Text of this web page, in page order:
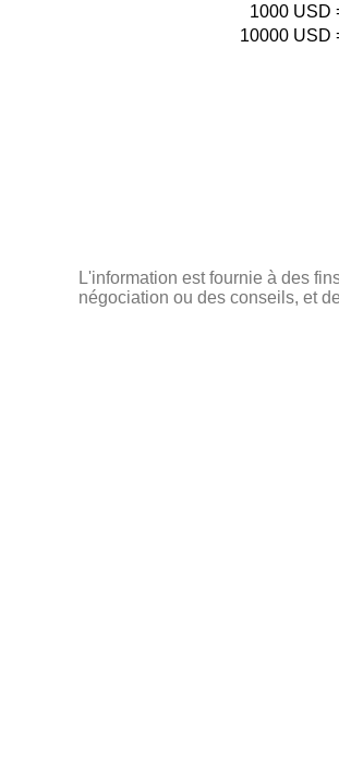
1000 USD
10000 USD
L'information est fournie à des
négociation ou des conseils, et